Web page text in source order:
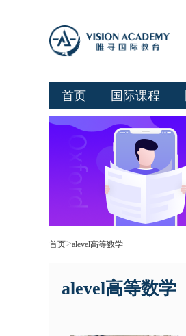
首页 国际课程
首页>alevel高等数学
alevel高等数学